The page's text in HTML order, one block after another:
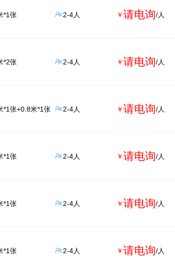
*1张  2-4人 ￥请电询/人
*2张  2-4人 ￥请电询/人
*1张+0.8米*1张  2-4人 ￥请电询/人
*1张  2-4人 ￥请电询/人
*1张  2-4人 ￥请电询/人
*1张  2-4人 ￥请电询/人